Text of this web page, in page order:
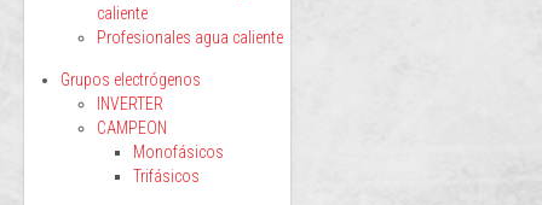
caliente
Profesionales agua caliente
Grupos electrógenos
INVERTER
CAMPEON
Monofásicos
Trifásicos